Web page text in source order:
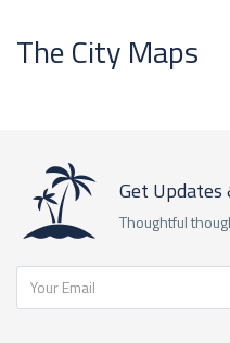
The City Maps
Get Updates
Thoughtful